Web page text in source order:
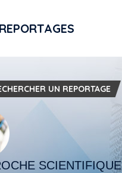
UN REPORTAGE
SCIENTIFIQUE